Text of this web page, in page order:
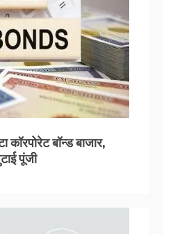
कॉरपोरेट बॉन्ड बाजार,
पूंजी